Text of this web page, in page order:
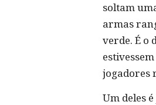
soltam
armas
verde. É o
jogadores
Um deles